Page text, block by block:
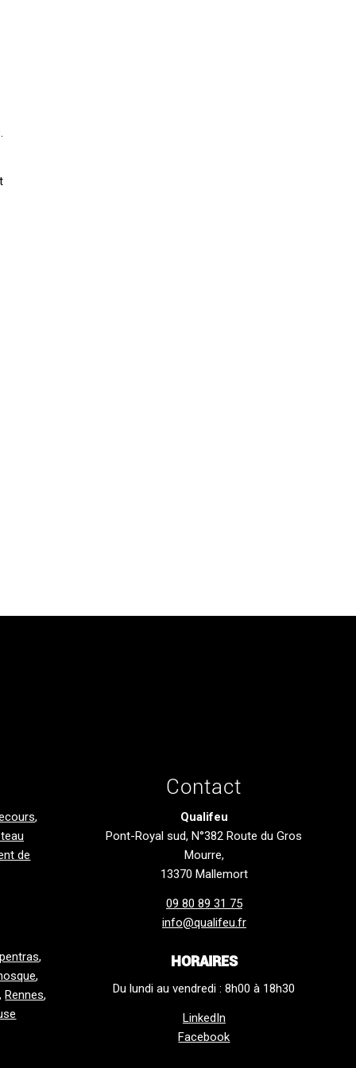
,
de
,
,
,Rennes,
Contact
Qualifeu
Pont-Royal sud, N°382 Route du Gros
Mourre,
13370 Mallemort
09 80 89 31 75
info@qualifeu.fr
HORAIRES
Du lundi au vendredi : 8h00 à 18h30
LinkedIn
Facebook